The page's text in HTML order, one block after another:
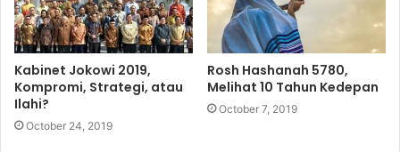
Kabinet Jokowi 2019,
Kompromi, Strategi, atau
Ilahi?
October 24, 2019
Rosh Hashanah 5780,
Melihat 10 Tahun Kedepan
October 7, 2019